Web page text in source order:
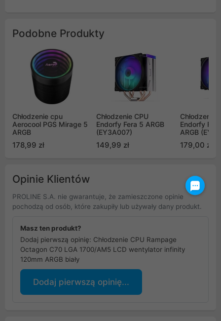
Podobne Produkty
Chłodzenie cpu
Aerocool PGS Mirage 5
ARGB
178,99 zł
Chłodzenie CPU
Endorfy Fera 5 ARGB
(EY3A007)
149,99 zł
Chłodzenie
Endorfy
ARGB
179,00 zł
Opinie Klientów
PROLINE S.A. nie gwarantuje, że zamieszczone opinie
pochodzą od osób, które zakupiły lub używały dany produkt.
Masz ten produkt?
Dodaj pierwszą opinię: Chłodzenie CPU Rampage
Octagon C70 LGA 1700/AM5 LCD wentylator infinity
120mm ARGB biały
Dodaj pierwszą opinię...